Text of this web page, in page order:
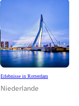
Erlebnisse in Rotterdam
Niederlande